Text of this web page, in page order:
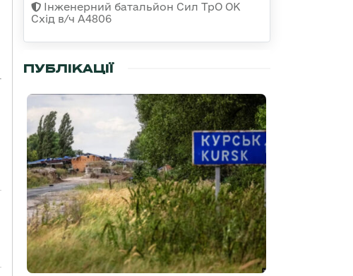
Інженерний батальйон Сил ТрО ОК
Схід в/ч А4806
ПУБЛІКАЦІЇ